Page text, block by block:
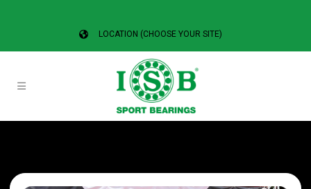
LOCATION (CHOOSE YOUR SITE)